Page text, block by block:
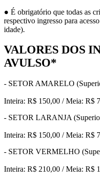
● É obrigatório que todas as
respectivo ingresso para
idade).
VALORES DOS
AVULSO*
- SETOR AMARELO
Inteira: R$ 150,00 / Meia: R$
- SETOR LARANJA
Inteira: R$ 150,00 / Meia: R$
- SETOR VERMELHO
Inteira: R$ 210,00 / Meia: R$